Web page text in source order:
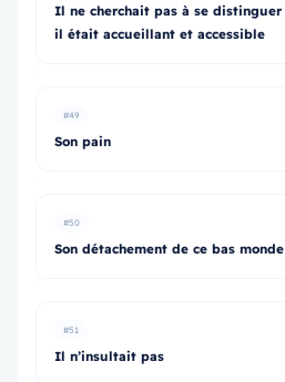
Il ne cherchait pas à se distinguer
il était accueillant et accessible
#49
Son pain
#50
Son détachement de ce bas monde
#51
Il n’insultait pas